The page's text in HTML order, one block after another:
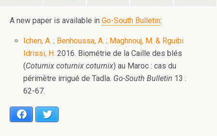
A new paper is available in Go-South Bulletin:
Ichen, A. ; Benhoussa, A. ; Maghnouj, M. & Rguibi
Idrissi, H. 2016. Biométrie de la Caille des blés
(Coturnix coturnix coturnix) au Maroc : cas du
périmètre irrigué de Tadla. Go-South Bulletin 13 :
62-67.
Facebook